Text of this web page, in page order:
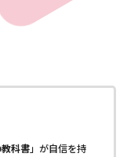
科書」が自信を持